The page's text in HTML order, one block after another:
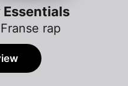
Essentials
rap